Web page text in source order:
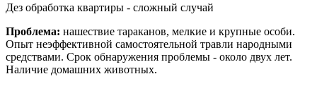
Дез обработка квартиры - сложный случай
Проблема: нашествие тараканов, мелкие и крупные особи.
Опыт неэффективной самостоятельной травли народными
средствами. Срок обнаружения проблемы - около двух лет.
Наличие домашних животных.